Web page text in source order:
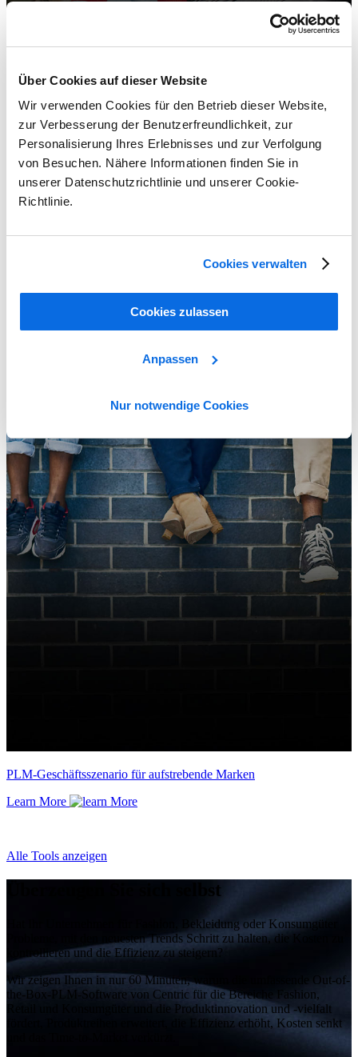
Über Cookies auf dieser Website
Wir verwenden Cookies für den Betrieb dieser Website,
zur Verbesserung der Benutzerfreundlichkeit, zur
Personalisierung Ihres Erlebnisses und zur Verfolgung
von Besuchen. Nähere Informationen finden Sie in
unserer Datenschutzrichtlinie und unserer Cookie-
Richtlinie.
Cookies verwalten
Cookies zulassen
Anpassen
Nur notwendige Cookies
ERP und PLM im Vergleich: Welche Lösung ist besser?
Learn More
PLM-Geschäftsszenario für aufstrebende Marken
Learn More
Alle Tools anzeigen
Überzeugen Sie sich selbst
Hat Ihr Unternehmen für Fashion, Bekleidung oder Konsumgüter
Probleme, mit den neuesten Trends Schritt zu halten, die Kosten zu
kontrollieren und die Effizienz zu steigern?
Wir zeigen Ihnen in nur 60 Minuten, warum die umfassende Out-of-
the-Box-PLM-Software von Centric für die Bereiche Fashion,
Retail und Konsumgüter und die Produktinnovation und -vielfalt
fördert, Produktreihen erweitert, die Effizienz erhöht, Kosten senkt